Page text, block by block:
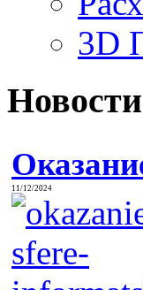
3D
Новости
11/12/2024